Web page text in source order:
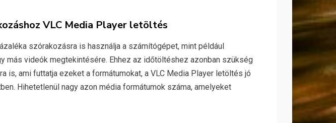
VLC Media Player letöltés
szórakozásra is használja a számítógépet, mint például
más videók megtekintésére. Ehhez az időtöltéshez azonban szükség
is, ami futtatja ezeket a formátumokat, a VLC Media Player letöltés jó
Hihetetlenül nagy azon média formátumok száma, amelyeket